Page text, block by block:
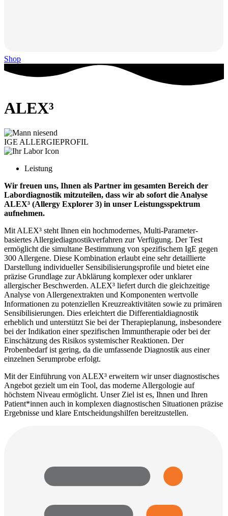
Shop
ALEX³
IGE ALLERGIEPROFIL
Leistung
Wir freuen uns, Ihnen als Partner im gesamten Bereich der
Labordiagnostik mitzuteilen, dass wir ab sofort die Analyse
ALEX³ (Allergy Explorer 3) in unser Leistungsspektrum
aufnehmen.
Mit ALEX³ steht Ihnen ein hochmodernes, Multi-Parameter-
basiertes Allergiediagnostikverfahren zur Verfügung. Der Test
ermöglicht die simultane Bestimmung von spezifischem IgE gegen
300 Allergene. Diese Kombination erlaubt eine sehr detaillierte
Darstellung individueller Sensibilisierungsprofile und bietet eine
präzise Grundlage zur Abklärung komplexer oder unklarer
allergischer Beschwerden. ALEX³ liefert durch die gleichzeitige
Analyse von Allergenextrakten und Komponenten wertvolle
Informationen zu potenziellen Kreuzreaktivitäten sowie zu primären
Sensibilisierungen. Dies erleichtert die Differentialdiagnostik
erheblich und unterstützt Sie bei der Therapieplanung, insbesondere
bei der Indikation einer spezifischen Immuntherapie oder bei der
Einschätzung des Risikos systemischer Reaktionen. Der
Probenbedarf ist gering, da die umfassende Diagnostik aus einer
einzelnen Serumprobe erfolgt.
Mit der Einführung von ALEX³ erweitern wir unser diagnostisches
Angebot gezielt um ein Tool, das moderne Allergologie auf
höchstem Niveau ermöglicht. Unser Ziel ist es, Ihnen und Ihren
Patient*innen auch in komplexen diagnostischen Situationen präzise
Ergebnisse und klare Entscheidungshilfen bereitzustellen.